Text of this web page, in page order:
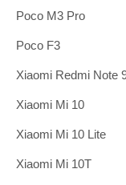
Poco M3 Pro
Poco F3
Xiaomi Redmi Note
Xiaomi Mi 10
Xiaomi Mi 10 Lite
Xiaomi Mi 10T